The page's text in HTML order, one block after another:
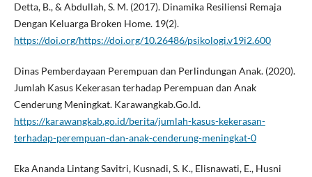
Detta, B., & Abdullah, S. M. (2017). Dinamika Resiliensi Remaja
Dengan Keluarga Broken Home. 19(2).
https://doi.org/https://doi.org/10.26486/psikologi.v19i2.600
Dinas Pemberdayaan Perempuan dan Perlindungan Anak. (2020).
Jumlah Kasus Kekerasan terhadap Perempuan dan Anak
Cenderung Meningkat. Karawangkab.Go.Id.
https://karawangkab.go.id/berita/jumlah-kasus-kekerasan-
terhadap-perempuan-dan-anak-cenderung-meningkat-0
Eka Ananda Lintang Savitri, Kusnadi, S. K., Elisnawati, E., Husni